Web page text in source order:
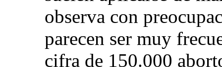
observa con
parecen ser muy
cifra de 150.000